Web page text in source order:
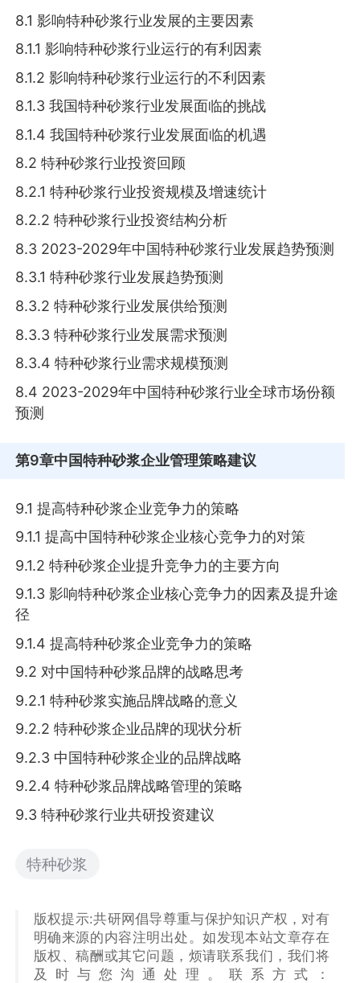
8.1 影响特种砂浆行业发展的主要因素
8.1.1 影响特种砂浆行业运行的有利因素
8.1.2 影响特种砂浆行业运行的不利因素
8.1.3 我国特种砂浆行业发展面临的挑战
8.1.4 我国特种砂浆行业发展面临的机遇
8.2 特种砂浆行业投资回顾
8.2.1 特种砂浆行业投资规模及增速统计
8.2.2 特种砂浆行业投资结构分析
8.3 2023-2029年中国特种砂浆行业发展趋势预测
8.3.1 特种砂浆行业发展趋势预测
8.3.2 特种砂浆行业发展供给预测
8.3.3 特种砂浆行业发展需求预测
8.3.4 特种砂浆行业需求规模预测
8.4 2023-2029年中国特种砂浆行业全球市场份额
预测
第9章中国特种砂浆企业管理策略建议
9.1 提高特种砂浆企业竞争力的策略
9.1.1 提高中国特种砂浆企业核心竞争力的对策
9.1.2 特种砂浆企业提升竞争力的主要方向
9.1.3 影响特种砂浆企业核心竞争力的因素及提升途
径
9.1.4 提高特种砂浆企业竞争力的策略
9.2 对中国特种砂浆品牌的战略思考
9.2.1 特种砂浆实施品牌战略的意义
9.2.2 特种砂浆企业品牌的现状分析
9.2.3 中国特种砂浆企业的品牌战略
9.2.4 特种砂浆品牌战略管理的策略
9.3 特种砂浆行业共研投资建议
特种砂浆
版权提示:共研网倡导尊重与保护知识产权，对有
明确来源的内容注明出处。如发现本站文章存在
版权、稿酬或其它问题，烦请联系我们，我们将
及时与您沟通处理。联系方式：